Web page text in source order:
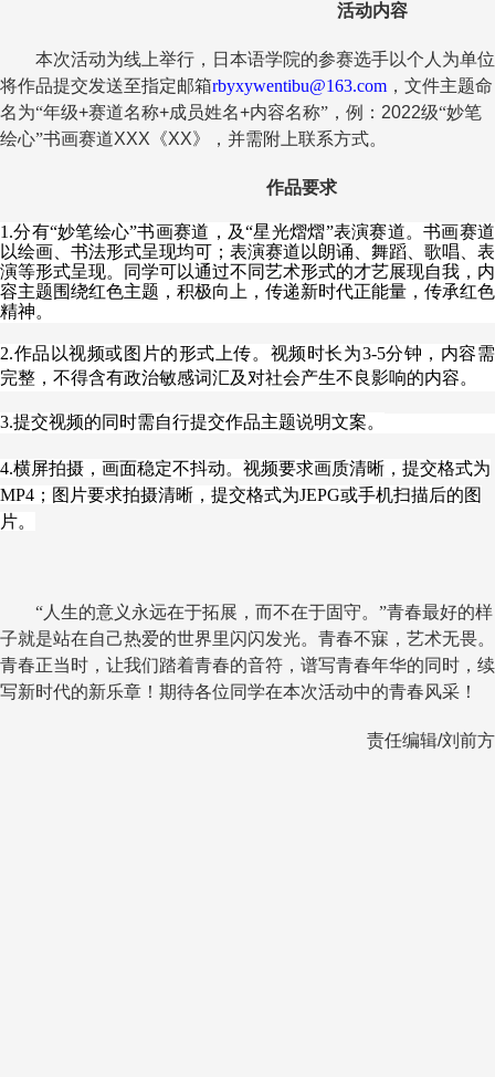
活动内容
本次活动为线上举行，日本语学院的参赛选手以个人为单位
将作品提交发送至指定邮箱rbyxywentibu@163.com ，文件主题命
名为“年级+赛道名称+成员姓名+内容名称”，例： 2022级“妙笔
绘心”书画赛道XXX 《XX》，并需附上联系方式。
作品要求
1.分有“妙笔绘心”书画赛道，及“星光熠熠”表演赛道。书画赛道
以绘画、书法形式呈现均可；表演赛道以朗诵、舞蹈、歌唱、表
演等形式呈现。同学可以通过不同艺术形式的才艺展现自我，内
容主题围绕红色主题，积极向上，传递新时代正能量，传承红色
精神。
2.作品以视频或图片的形式上传。视频时长为3-5分钟，内容需
完整， 不得含有政治敏感词汇及对社会产生不良影响的内容。
3.提交视频的同时需自行提交作品主题说明文案。
4.横屏拍摄，画面稳定不抖动。视频要求画质清晰，提交格式为
MP4；图片要求拍摄清晰，提交格式为JEPG或手机扫描后的图
片。
“人生的意义永远在于拓展，而不在于固守。”青春最好的样
子就是站在自己热爱的世界里闪闪发光。青春不寐，艺术无畏。
青春正当时，让我们踏着青春的音符，谱写青春年华的同时，续
写新时代的新乐章！期待各位同学在本次活动中的青春风采！
责任编辑/刘前方